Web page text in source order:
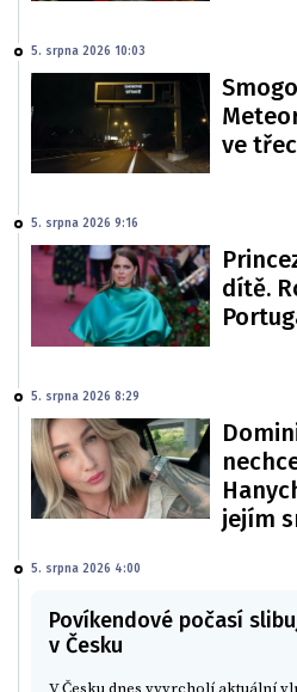
5. srpna 2026 10:03
ve
5. srpna 2026 9:16
dítě.
5. srpna 2026 8:29
jejím
5. srpna 2026 4:00
Povíkendové počasí
v Česku